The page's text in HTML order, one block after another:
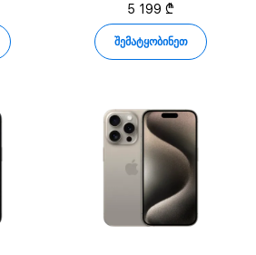
5 199 ₾
შემატყობინეთ